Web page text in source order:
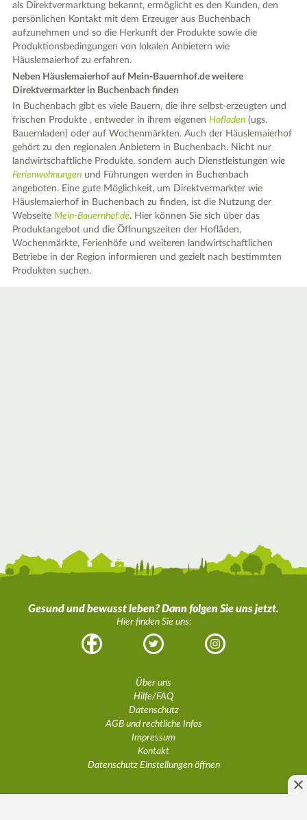
als Direktvermarktung bekannt, ermöglicht es den Kunden, den
persönlichen Kontakt mit dem Erzeuger aus Buchenbach
aufzunehmen und so die Herkunft der Produkte sowie die
Produktionsbedingungen von lokalen Anbietern wie
Häuslemaierhof zu erfahren.
Neben Häuslemaierhof auf Mein-Bauernhof.de weitere
Direktvermarkter in Buchenbach finden
In Buchenbach gibt es viele Bauern, die ihre selbst-erzeugten und
frischen Produkte , entweder in ihrem eigenenHofladen (ugs.
Bauernladen) oder auf Wochenmärkten. Auch der Häuslemaierhof
gehört zu den regionalen Anbietern in Buchenbach. Nicht nur
landwirtschaftliche Produkte, sondern auch Dienstleistungen wie
Ferienwohnungen und Führungen werden in Buchenbach
angeboten. Eine gute Möglichkeit, um Direktvermarkter wie
Häuslemaierhof in Buchenbach zu finden, ist die Nutzung der
WebseiteMein-Bauernhof.de. Hier können Sie sich über das
Produktangebot und die Öffnungszeiten der Hofläden,
Wochenmärkte, Ferienhöfe und weiteren landwirtschaftlichen
Betriebe in der Region informieren und gezielt nach bestimmten
Produkten suchen.
Gesund und bewusst leben? Dann folgen Sie uns jetzt.
Hier finden Sie uns:
Facebook Twitter Instagram
Über uns
Hilfe/FAQ
Datenschutz
AGB und rechtliche Infos
Impressum
Kontakt
Datenschutz Einstellungen öffnen